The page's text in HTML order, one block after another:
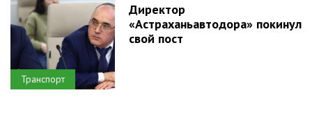
Транспорт
Директор
«Астраханьавтодора» покинул
свой пост